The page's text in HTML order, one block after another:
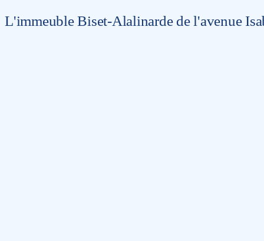
L'immeuble Biset-Alalinarde de l'avenue